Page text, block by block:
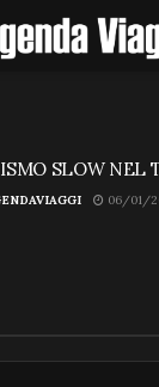
SLOW NEL
06/01/